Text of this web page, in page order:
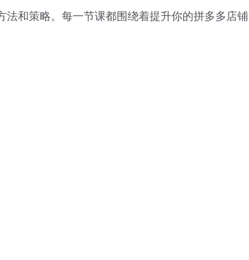
和策略。每一节课都围绕着提升你的拼多多店铺